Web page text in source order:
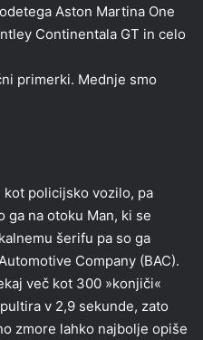
Aston Martina One
Continentala GT in celo
primerki. Mednje smo
kot policijsko vozilo, pa
ga na otoku Man, ki se
šerifu pa so ga
Company (BAC).
več kot 300 »konjiči«
v 2,9 sekunde, zato
zmore lahko najbolje opiše